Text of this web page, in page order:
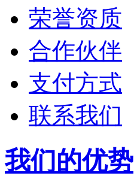
荣誉资质
合作伙伴
支付方式
联系我们
我们的优势